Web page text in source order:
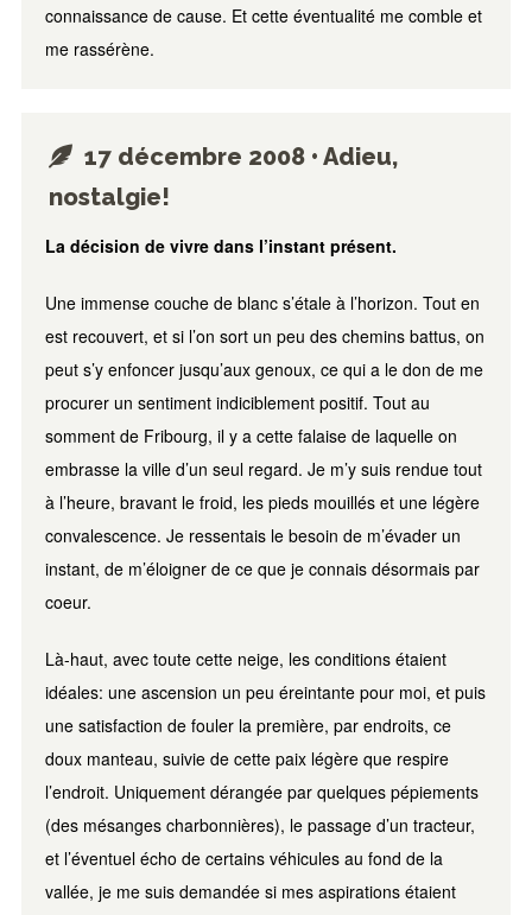
connaissance de cause. Et cette éventualité me comble et
me rassérène.
17 décembre 2008 • Adieu,
nostalgie!
La décision de vivre dans l’instant présent.
Une immense couche de blanc s’étale à l’horizon. Tout en
est recouvert, et si l’on sort un peu des chemins battus, on
peut s’y enfoncer jusqu’aux genoux, ce qui a le don de me
procurer un sentiment indiciblement positif. Tout au
somment de Fribourg, il y a cette falaise de laquelle on
embrasse la ville d’un seul regard. Je m’y suis rendue tout
à l’heure, bravant le froid, les pieds mouillés et une légère
convalescence. Je ressentais le besoin de m’évader un
instant, de m’éloigner de ce que je connais désormais par
coeur.
Là-haut, avec toute cette neige, les conditions étaient
idéales: une ascension un peu éreintante pour moi, et puis
une satisfaction de fouler la première, par endroits, ce
doux manteau, suivie de cette paix légère que respire
l’endroit. Uniquement dérangée par quelques pépiements
(des mésanges charbonnières), le passage d’un tracteur,
et l’éventuel écho de certains véhicules au fond de la
vallée, je me suis demandée si mes aspirations étaient